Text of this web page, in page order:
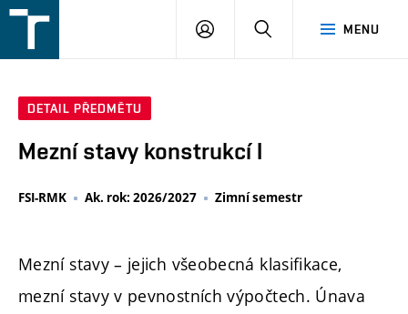
v
MENU
PŘIHLÁŠENÍ
DETAIL PŘEDMĚTU
Mezní stavy konstrukcí I
FSI-RMK Ak. rok: 2026/2027 Zimní semestr
Mezní stavy – jejich všeobecná klasifikace,
mezní stavy v pevnostních výpočtech. Únava